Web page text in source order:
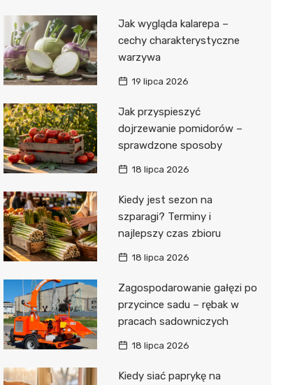
Jak wygląda kalarepa –
cechy charakterystyczne
warzywa
19 lipca 2026
Jak przyspieszyć
dojrzewanie pomidorów –
sprawdzone sposoby
18 lipca 2026
Kiedy jest sezon na
szparagi? Terminy i
najlepszy czas zbioru
18 lipca 2026
Zagospodarowanie gałęzi po
przycince sadu – rębak w
pracach sadowniczych
18 lipca 2026
Kiedy siać paprykę na